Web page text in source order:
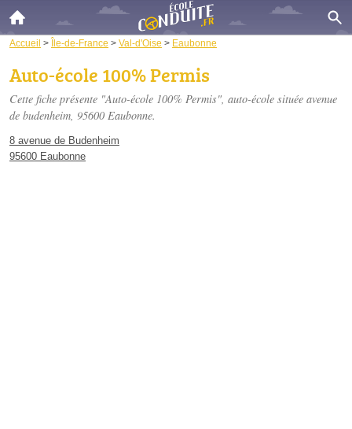
Accueil > Île-de-France > Val-d'Oise > Eaubonne
Auto-école 100% Permis
Cette fiche présente "Auto-école 100% Permis", auto-école située avenue
de budenheim, 95600 Eaubonne.
8 avenue de Budenheim
95600 Eaubonne